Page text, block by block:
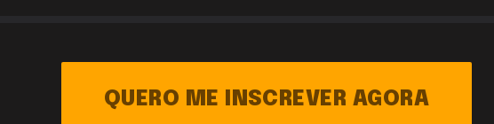
QUERO ME INSCREVER AGORA